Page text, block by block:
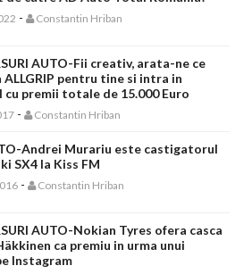
- Constantin Hriban
AUTO-Fii creativ, arata-ne ce
ALLGRIP pentru tine si intra in
cu premii totale de 15.000 Euro
- Constantin Hriban
Andrei Murariu este castigatorul
SX4 la Kiss FM
- Constantin Hriban
AUTO-Nokian Tyres ofera casca
ca premiu in urma unui
Instagram